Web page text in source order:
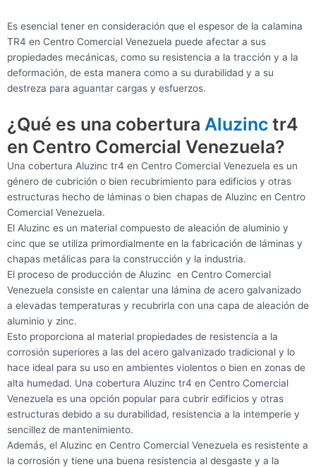
Es esencial tener en consideración que el espesor de la calamina
TR4 en Centro Comercial Venezuela puede afectar a sus
propiedades mecánicas, como su resistencia a la tracción y a la
deformación, de esta manera como a su durabilidad y a su
destreza para aguantar cargas y esfuerzos.
¿Qué es una cobertura Aluzinc tr4
en Centro Comercial Venezuela?
Una cobertura Aluzinc tr4 en Centro Comercial Venezuela es un
género de cubrición o bien recubrimiento para edificios y otras
estructuras hecho de láminas o bien chapas de Aluzinc en Centro
Comercial Venezuela.
El Aluzinc es un material compuesto de aleación de aluminio y
cinc que se utiliza primordialmente en la fabricación de láminas y
chapas metálicas para la construcción y la industria.
El proceso de producción de Aluzinc en Centro Comercial
Venezuela consiste en calentar una lámina de acero galvanizado
a elevadas temperaturas y recubrirla con una capa de aleación de
aluminio y zinc.
Esto proporciona al material propiedades de resistencia a la
corrosión superiores a las del acero galvanizado tradicional y lo
hace ideal para su uso en ambientes violentos o bien en zonas de
alta humedad. Una cobertura Aluzinc tr4 en Centro Comercial
Venezuela es una opción popular para cubrir edificios y otras
estructuras debido a su durabilidad, resistencia a la intemperie y
sencillez de mantenimiento.
Además, el Aluzinc en Centro Comercial Venezuela es resistente a
la corrosión y tiene una buena resistencia al desgaste y a la